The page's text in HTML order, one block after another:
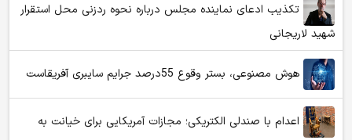
تکذیب ادعای نماینده مجلس درباره نحوه ردزنی محل استقرار
شهید لاریجانی
هوش مصنوعی، بستر وقوع 55درصد جرایم سایبری آفریقاست
اعدام با صندلی الکتریکی؛ مجازات آمریکایی برای خیانت به